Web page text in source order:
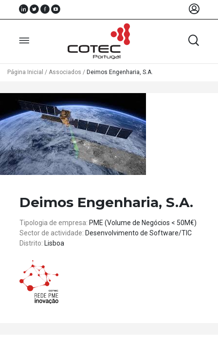
Sobre
Nós
Associados
Recursos
Notícias
Projectos
Página Inicial / Associados / Deimos Engenharia, S.A.
Deimos Engenharia, S.A.
Tipologia de empresa: PME (Volume de Negócios < 50M€)
Sector de actividade: Desenvolvimento de Software/TIC
Distrito: Lisboa